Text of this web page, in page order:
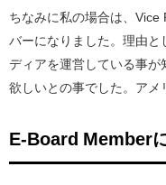
ちなみに私の場合は、Vice
バーになりました。理由と
ディアを運営している事が
欲しいとの事でした。アメ
E-Board Member